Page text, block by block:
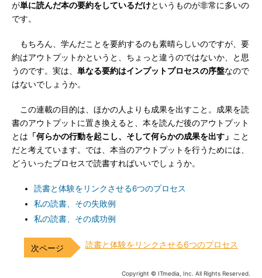
が単に読んだ本の要約をしているだけというものが非常に多いの
です。
もちろん、学んだことを要約するのも素晴らしいのですが、要
約はアウトプットかというと、ちょっと違うのではないか、と思
うのです。実は、 単なる要約はインプットプロセスの序盤なので
はないでしょうか。
この連載の目的は、ほかの人よりも成果を出すこと。成果を読
書のアウトプットに置き換えると、本を読んだ後のアウトプット
とは 「何らかの行動を起こし、そして何らかの成果を出す」 こと
だと考えています。では、本当のアウトプットを行うためには、
どういったプロセスで読書すればいいでしょうか。
読書と体験をリンクさせる6つのプロセス
私の読書、その失敗例
私の読書、その成功例
読書と体験をリンクさせる6つのプロセス
Copyright © ITmedia, Inc. All Rights Reserved.